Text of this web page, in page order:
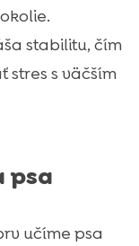
stabilitu, čím
stres s väčším
psa
učíme psa